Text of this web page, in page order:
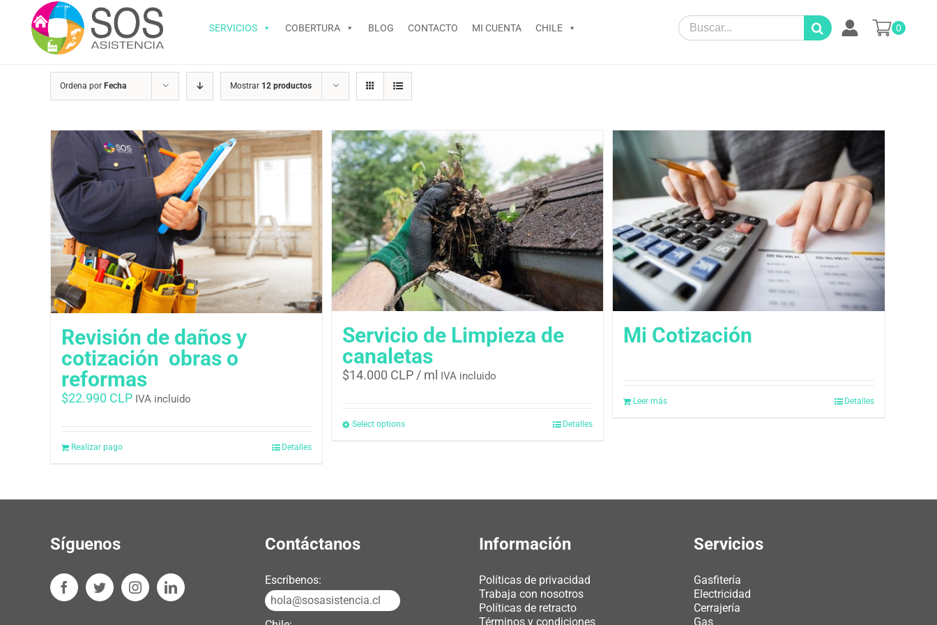
contenido
SERVICIOS COBERTURA BLOG CONTACTO MI CUENTA CHILE
Search
for:
0
Ordena por Fecha Mostrar 12 productos
Revisión de daños y
cotización  obras o
reformas
$22.990 CLP IVA incluido
Realizar pago Detalles
Servicio de Limpieza de
canaletas
$14.000 CLP / ml IVA incluido
Select options Detalles
Mi Cotización
Leer más Detalles
Síguenos Contáctanos
Escríbenos:
hola@sosasistencia.cl
Información
Políticas de privacidad
Trabaja con nosotros
Políticas de retracto
Términos y condiciones
Servicios
Gasfitería
Electricidad
Cerrajería
Gas